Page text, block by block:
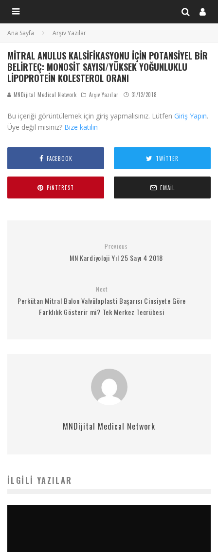
Ana Sayfa Arşiv Yazılar
MITRAL ANULUS KALSIFIKASYONU İÇIN POTANSIYEL BIR
BELIRTEÇ: MONOSIT SAYISI/YÜKSEK YOĞUNLUKLU
LIPOPROTEIN KOLESTEROL ORANI
MNDijital Medical Network Arşiv Yazılar 31/12/2018
Bu içeriği görüntülemek için giriş yapmalısınız. Lütfen Giriş Yapın.
Üye değil misiniz? Bize katılın
FACEBOOK TWITTER
PINTEREST EMAIL
Previous
MN Kardiyoloji Yıl 25 Sayı 4 2018
Next
Perkütan Mitral Balon Valvüloplasti Başarısı Cinsiyete Göre
Farklılık Gösterir mi? Tek Merkez Tecrübesi
MNDijital Medical Network
İLGILI YAZILAR